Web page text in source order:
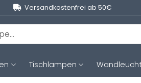
Versandkostenfrei ab 50€
Tischlampen